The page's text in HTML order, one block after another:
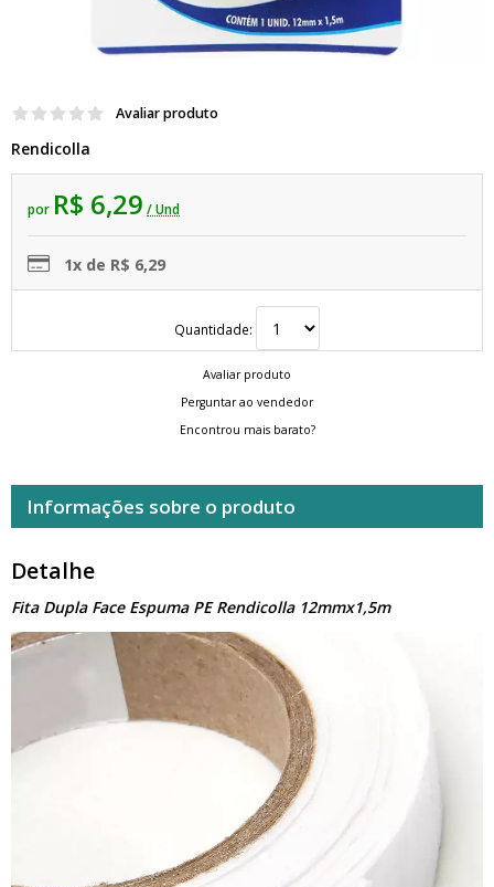
Avaliar produto
Rendicolla
por R$ 6,29 / Und
1x de R$ 6,29
Quantidade:
Avaliar produto
Perguntar ao vendedor
Encontrou mais barato?
Informações sobre o produto
Detalhe
Fita Dupla Face Espuma PE Rendicolla 12mmx1,5m